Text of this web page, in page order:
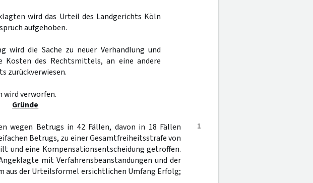
wird das Urteil des Landgerichts Köln
aufgehoben.
wird die Sache zu neuer Verhandlung und
Kosten des Rechtsmittels, an eine andere
zurückverwiesen.
wird verworfen.
Gründe
1
wegen Betrugs in 42 Fällen, davon in 18 Fällen
Betrugs, zu einer Gesamtfreiheitsstrafe von
und eine Kompensationsentscheidung getroffen.
mit Verfahrensbeanstandungen und der
aus der Urteilsformel ersichtlichen Umfang Erfolg;